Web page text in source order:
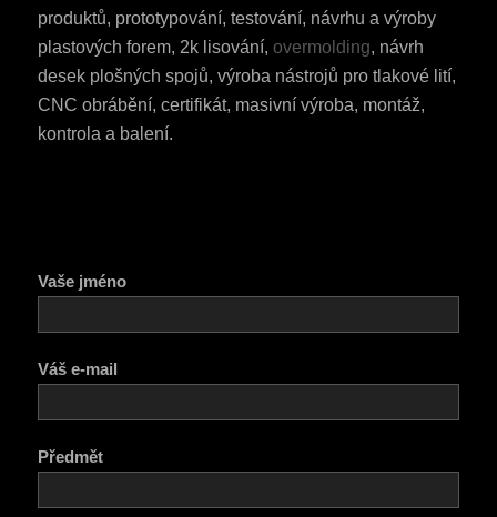
produktů, prototypování, testování, návrhu a výroby
plastových forem, 2k lisování, overmolding, návrh
desek plošných spojů, výroba nástrojů pro tlakové lití,
CNC obrábění, certifikát, masivní výroba, montáž,
kontrola a balení.
Vaše jméno
Váš e-mail
Předmět